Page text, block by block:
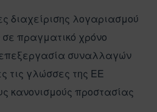
διαχείρισης λογαριασμού
σε πραγματικό χρόνο
συναλλαγών
τις γλώσσες της ΕΕ
κανονισμούς προστασίας